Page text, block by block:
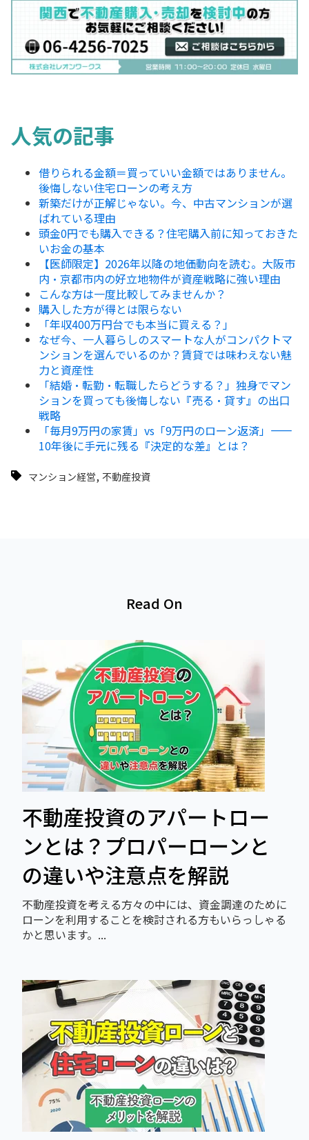
人気の記事
借りられる金額＝買っていい金額ではありません。
後悔しない住宅ローンの考え方
新築だけが正解じゃない。今、中古マンションが選
ばれている理由
頭金0円でも購入できる？住宅購入前に知っておきた
いお金の基本
【医師限定】2026年以降の地価動向を読む。大阪市
内・京都市内の好立地物件が資産戦略に強い理由
こんな方は一度比較してみませんか？
購入した方が得とは限らない
「年収400万円台でも本当に買える？」
なぜ今、一人暮らしのスマートな人がコンパクトマ
ンションを選んでいるのか？賃貸では味わえない魅
力と資産性
「結婚・転勤・転職したらどうする？」独身でマン
ションを買っても後悔しない『売る・貸す』の出口
戦略
「毎月9万円の家賃」vs「9万円のローン返済」——
10年後に手元に残る『決定的な差』とは？
マンション経営, 不動産投資
Read On
不動産投資のアパートロー
ンとは？プロパーローンと
の違いや注意点を解説
不動産投資を考える方々の中には、資金調達のために
ローンを利用することを検討される方もいらっしゃる
かと思います。...